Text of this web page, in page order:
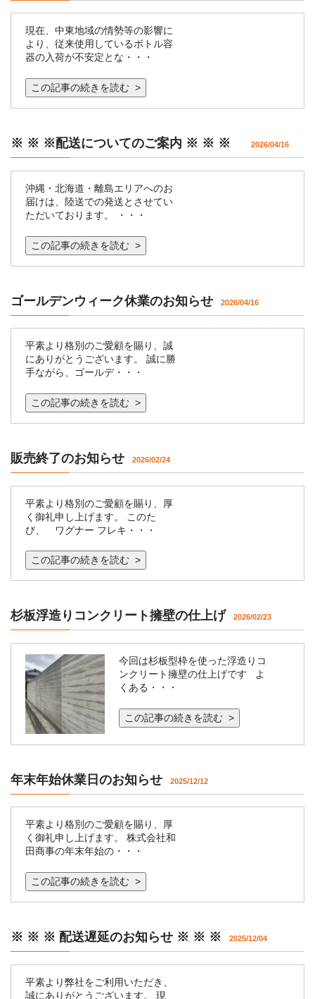
現在、中東地域の情勢等の影響に
より、従来使用しているボトル容
器の入荷が不安定とな・・・
この記事の続きを読む >
※ ※ ※配送についてのご案内 ※ ※ ※ 2026/04/16
沖縄・北海道・離島エリアへのお
届けは、陸送での発送とさせてい
ただいております。 ・・・
この記事の続きを読む >
ゴールデンウィーク休業のお知らせ 2026/04/16
平素より格別のご愛顧を賜り、誠
にありがとうございます。 誠に勝
手ながら、ゴールデ・・・
この記事の続きを読む >
販売終了のお知らせ 2026/02/24
平素より格別のご愛顧を賜り、厚
く御礼申し上げます。 このた
び、 ワグナー フレキ・・・
この記事の続きを読む >
杉板浮造りコンクリート擁壁の仕上げ 2026/02/23
今回は杉板型枠を使った浮造りコ
ンクリート擁壁の仕上げです よ
くある・・・
この記事の続きを読む >
年末年始休業日のお知らせ 2025/12/12
平素より格別のご愛顧を賜り、厚
く御礼申し上げます。 株式会社和
田商事の年末年始の・・・
この記事の続きを読む >
※ ※ ※ 配送遅延のお知らせ ※ ※ ※ 2025/12/04
平素より弊社をご利用いただき、
誠にありがとうございます。 現